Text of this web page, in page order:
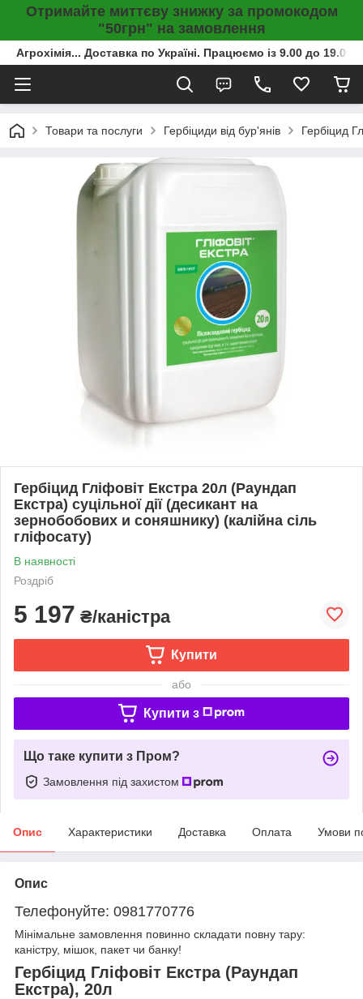
Отримайте миттєву знижку за промокодом
"50грн" на замовлення
Агрохімія... Доставка по Україні. Працюємо із 9.00 до
Товари та послуги Гербіциди від бур'янів Гербіцид
Гербіцид Гліфовіт Екстра 20л (Раундап
Екстра) суцільної дії (десикант на
зернобобових и соняшнику) (калійна сіль
гліфосату)
В наявності
Роздріб
5 197 ₴/каністра
Купити
або
Купити з
Що таке купити з Пром?
Замовлення під захистом
Опис Характеристики Доставка Оплата Умови
Опис
Телефонуйте: 0981770776
Мінімальне замовлення повинно складати повну тару:
каністру, мішок, пакет чи банку!
Гербіцид Гліфовіт Екстра (Раундап
Екстра), 20л